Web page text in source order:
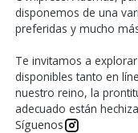
disponemos de una
preferidas y mucho
Te invitamos a
disponibles tanto en
nuestro reino, la
adecuado están
Síguenos